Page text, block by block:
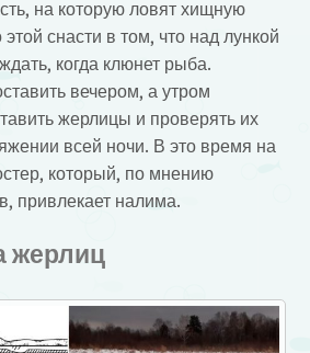
на которую ловят хищную
снасти в том, что над лункой
когда клюнет рыба.
вечером, а утром
жерлицы и проверять их
всей ночи. В это время на
который, по мнению
привлекает налима.
жерлиц